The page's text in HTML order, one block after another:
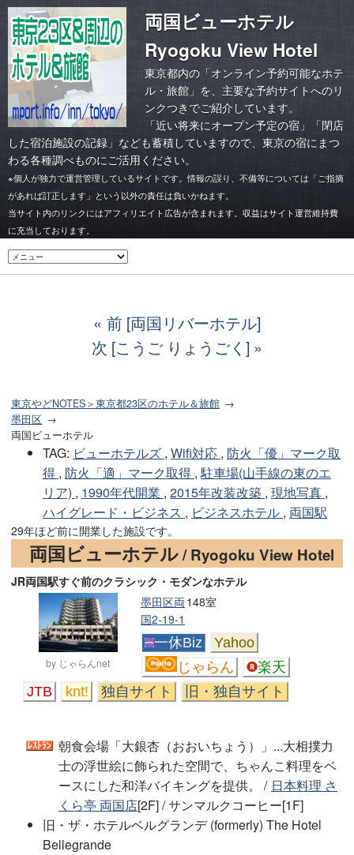
両国ビューホテル
Ryogoku View Hotel
東京都内の「オンライン予約可能なホテ
ル・旅館」を、主要な予約サイトへのリ
ンクつきでご紹介しています。
「近い将来にオープン予定の宿」「閉店
した宿泊施設の記録 」なども蓄積していますので、東京の宿にまつ
わる各種調べものにご活用ください。
※個人が独力で運営管理しているサイトです。情報の誤り、不備等については「ご指摘
があれば訂正します」という以外の責任は負いかねます。
当サイト内のリンクにはアフィリエイト広告が含まれます。収益はサイト運営維持費
に充当しております。
前 [両国リバーホテル]
次 [こうご りょうごく]
東京やどNOTES＞東京都23区のホテル＆旅館
墨田区
両国ビューホテル
TAG: ビューホテルズ , Wifi対応 , 防火「優」マーク取
得 , 防火「適」マーク取得 , 駐車場(山手線の東のエ
リア) , 1990年代開業 , 2015年改装改築 , 現地写真 ,
ハイグレード・ビジネス , ビジネスホテル , 両国駅
29年ほど前に開業した施設です。
両国ビューホテル/ Ryogoku View Hotel
JR両国駅すぐ前のクラシック・モダンなホテル
by じゃらんnet
148室
墨田区両
国2-19-1
一休Biz
Yahoo
じゃらん
楽天
JTB
knt! 独自サイト 旧・独自サイト
朝食会場「大銀杏（おおいちょう）」...大相撲力
士の浮世絵に飾られた空間で、ちゃんこ料理をベ
ースにした和洋バイキングを提供。 / 日本料理 さ
くら亭 両国店[2F] / サンマルクコーヒー[1F]
旧・ザ・ホテルベルグランデ (formerly) The Hotel
Bellegrande